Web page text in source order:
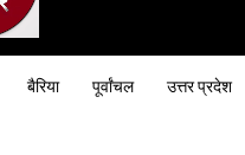
बैरिया पूर्वांचल उत्तर प्रदेश